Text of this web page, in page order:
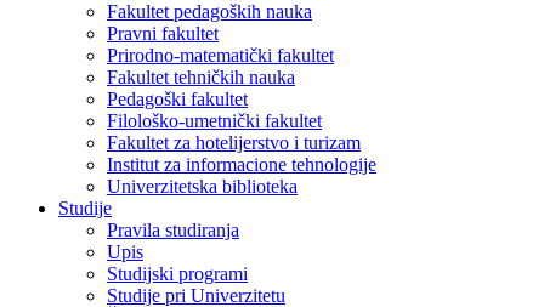
Fakultet pedagoških nauka
Pravni fakultet
Prirodno-matematički fakultet
Fakultet tehničkih nauka
Pedagoški fakultet
Filološko-umetnički fakultet
Fakultet za hotelijerstvo i turizam
Institut za informacione tehnologije
Univerzitetska biblioteka
Studije
Pravila studiranja
Upis
Studijski programi
Studije pri Univerzitetu